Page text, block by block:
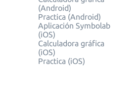
(Android)
Practica (Android)
Aplicación Symbolab
(iOS)
Calculadora gráfica
(iOS)
Practica (iOS)